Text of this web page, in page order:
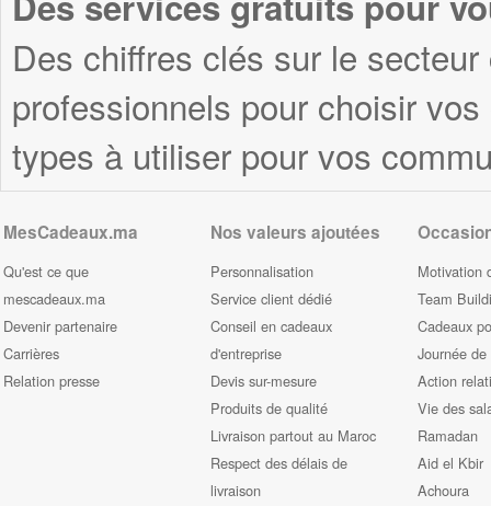
Des chiffres clés sur le
professionnels pour choisir
types à utiliser pour vos
MesCadeaux.ma
Qu'est ce que
mescadeaux.ma
Devenir partenaire
Carrières
Relation presse
Nos valeurs ajoutées
Personnalisation
Service client dédié
Conseil en cadeaux
d'entreprise
Devis sur-mesure
Produits de qualité
Livraison partout au Maroc
Respect des délais de
livraison
Motivation
Team
Cadeaux
Journée
Action
Vie des
Ramadan
Aid el Kbir
Achoura